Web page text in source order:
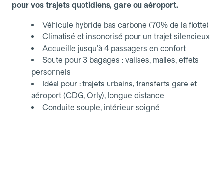
pour vos trajets quotidiens, gare ou aéroport.
Véhicule hybride bas carbone (70% de la flotte)
Climatisé et insonorisé pour un trajet silencieux
Accueille jusqu'à 4 passagers en confort
Soute pour 3 bagages : valises, malles, effets
personnels
Idéal pour : trajets urbains, transferts gare et
aéroport (CDG, Orly), longue distance
Conduite souple, intérieur soigné